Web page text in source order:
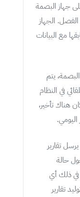
جهاز البصمة
الجهاز
مع البيانات
يتم
في النظام
هناك تأخير،
تقارير
حالة
في ذلك أي
تقارير